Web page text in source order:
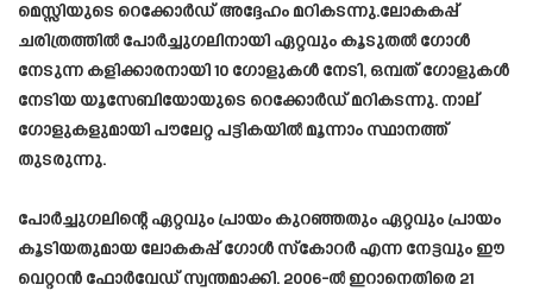
മെസ്സിയുടെ റെക്കോർഡ് അദ്ദേഹം മറികടന്നു.ലോകകപ്പ്
ചരിത്രത്തിൽ പോർച്ചുഗലിനായി ഏറ്റവും കൂടുതൽ ഗോൾ
നേടുന്ന കളിക്കാരനായി 10 ഗോളുകൾ നേടി, ഒമ്പത് ഗോളുകൾ
നേടിയ യൂസേബിയോയുടെ റെക്കോർഡ് മറികടന്നു. നാല്
ഗോളുകളുമായി പൗലേറ്റ പട്ടികയിൽ മൂന്നാം സ്ഥാനത്ത്
തുടരുന്നു.
പോർച്ചുഗലിന്റെ ഏറ്റവും പ്രായം കുറഞ്ഞതും ഏറ്റവും പ്രായം
കൂടിയതുമായ ലോകകപ്പ് ഗോൾ സ്കോറർ എന്ന നേട്ടവും ഈ
വെറ്ററൻ ഫോർവേഡ് സ്വന്തമാക്കി. 2006-ൽ ഇറാനെതിരെ 21